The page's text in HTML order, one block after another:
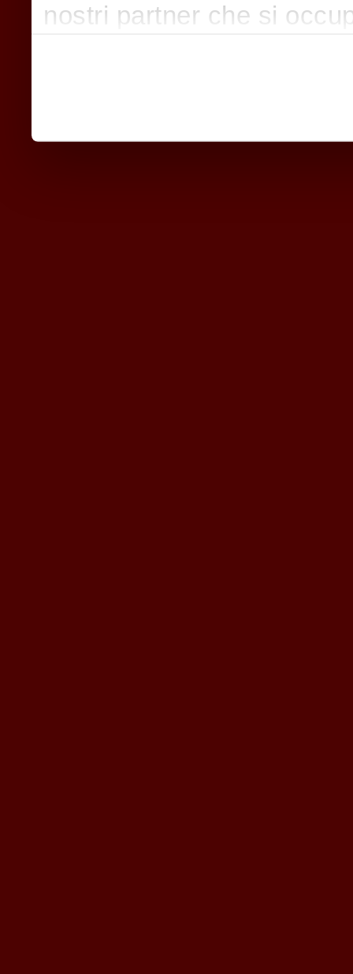
nostri partner che si
nostri cookie se continua